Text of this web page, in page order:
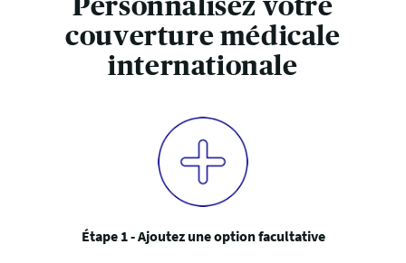
couverture médicale
internationale
Étape 1 - Ajoutez une option facultative